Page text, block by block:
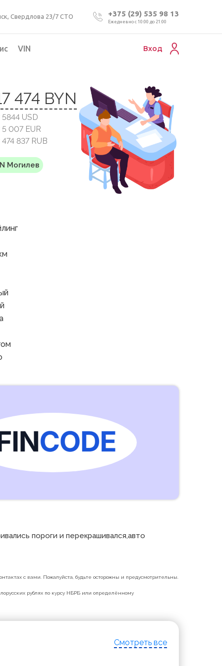
Свердлова 23/7 СТО +375 (29) 535 98 13
Ежедневно с 10:00 до 21:00
Проверка VIN номера авто
Пригон авто из Беларуси
Подбор мотоцикла
VIN Вход
474 BYN
5844 USD
5 007 EUR
474 837 RUB
Могилев
пороги и перекрашивался,авто
с вами. Пожалуйста, будьте осторожны и предусмотрительны.
рублях по курсу НБРБ или определённому
Смотреть все